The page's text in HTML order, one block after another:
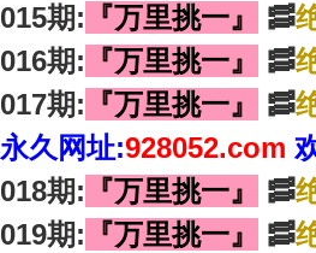
015期: 『万里挑一』 🥓
016期: 『万里挑一』 🥓
017期: 『万里挑一』 🥓
永久网址:928052.com
018期: 『万里挑一』 🥓
019期: 『万里挑一』 🥓